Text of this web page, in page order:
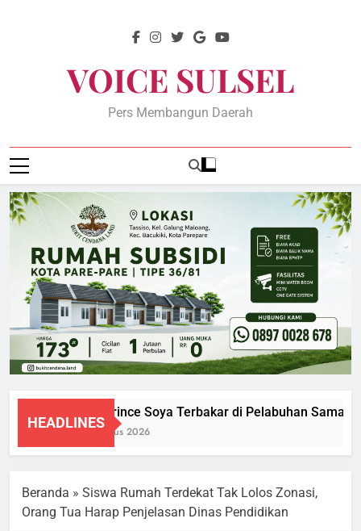
VOICE SULSEL
Pers Membangun Daerah
HEADLINES
KM Prince Soya Terbakar di Pelabuhan Samarinda
1 Agustus 2026
Beranda » Siswa Rumah Terdekat Tak Lolos Zonasi,
Orang Tua Harap Penjelasan Dinas Pendidikan